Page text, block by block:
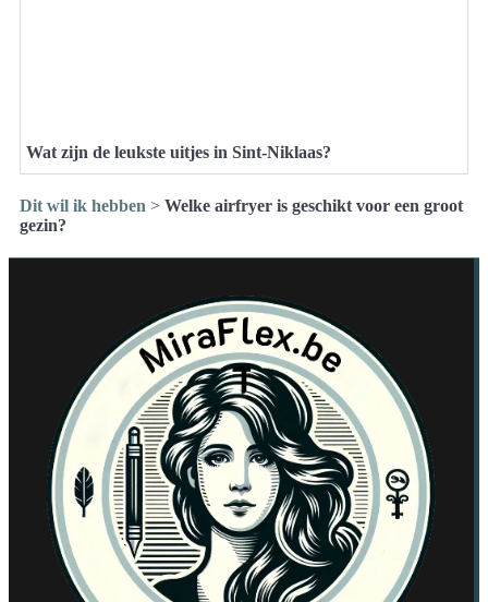
Wat zijn de leukste uitjes in Sint-Niklaas?
Dit wil ik hebben > Welke airfryer is geschikt voor een groot
gezin?